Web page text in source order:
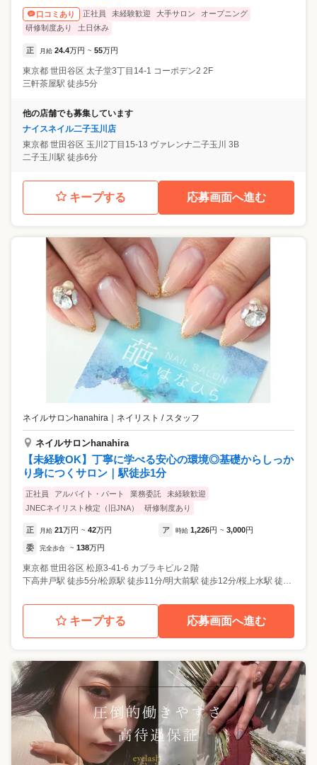
口コミあり 正社員 未経験歓迎 大手サロン
オープニング
研修制度あり
土日休み
正 月給 24.4万円 ~ 55万円
東京都 世田谷区 太子堂3丁目14-1 コーポデン2 2F
三軒茶屋駅 徒歩5分
他の店舗でも募集しています
ナイスネイル二子玉川店
東京都 世田谷区 玉川2丁目15-13 ヴァレンナ二子玉川 3B
二子玉川駅 徒歩6分
キープする 応募画面へ進む
ネイルサロンhanahira ネイリスト / スタッフ
ネイルサロンhanahira
【未経験OK】丁寧に学べる安心の環境◎基礎からしっか
り身につくサロン｜駅徒歩1分
正社員 アルバイト・パート 業務委託
未経験歓迎
JNECネイリスト検定（旧JNA）
研修制度あり
正 月給 21万円 ~ 42万円 ア 時給 1,226円 ~ 3,000円
委 完全歩合 ~ 138万円
東京都 世田谷区 松原3-41-6 カブラキビル２階
下高井戸駅 徒歩5分/松原駅 徒歩11分/明大前駅 徒歩12分/桜上水駅 徒歩14分
キープする 応募画面へ進む